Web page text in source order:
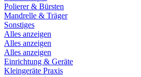
Polierer & Bürsten
Mandrelle & Träger
Sonstiges
Alles anzeigen
Alles anzeigen
Alles anzeigen
Einrichtung & Geräte
Kleingeräte Praxis